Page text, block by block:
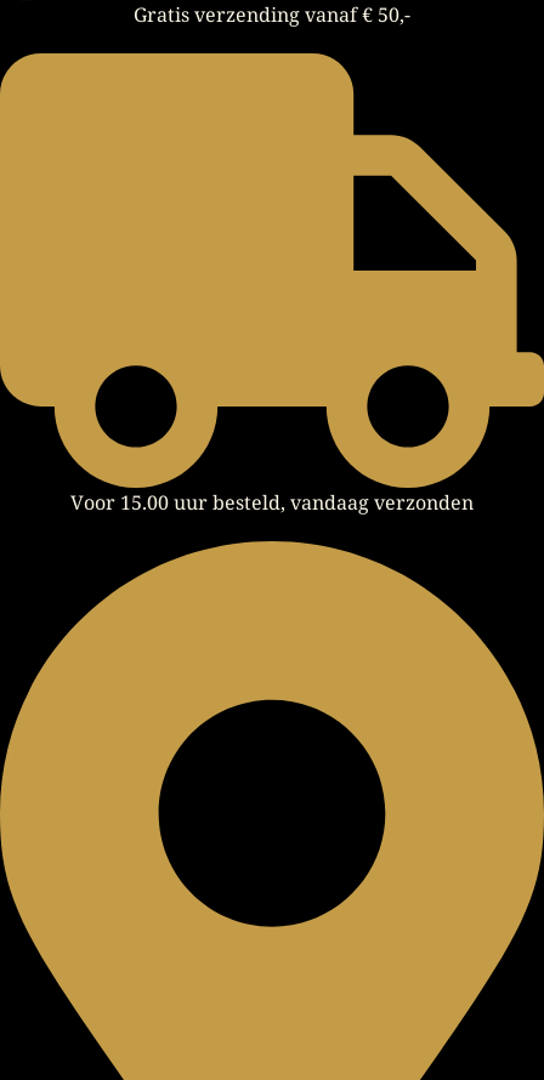
Gratis verzending vanaf € 50,-
Voor 15.00 uur besteld, vandaag verzonden